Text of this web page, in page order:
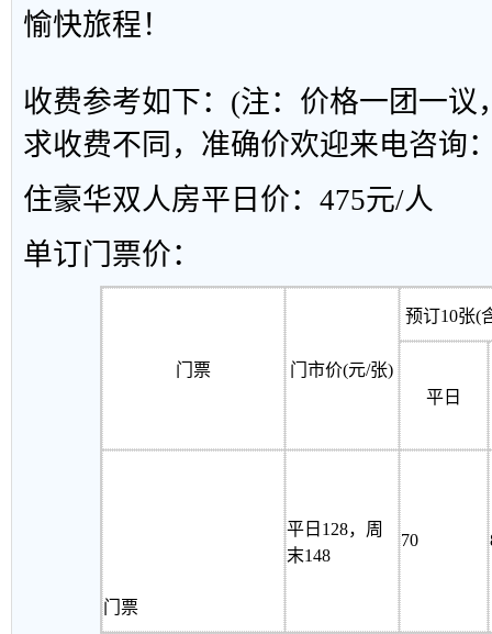
愉快旅程！
收费参考如下：(注：价格一团一议
求收费不同，准确价欢迎来电咨询
住豪华双人房平日价：475元/人
单订门票价：
门票 门市价(元/张)
预订10张(
平日
门票
平日128，周
末148
70